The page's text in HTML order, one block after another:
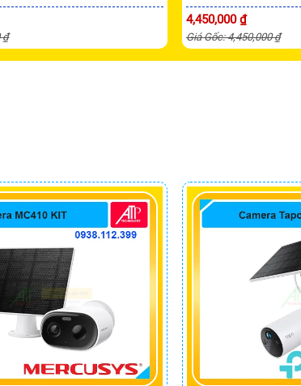
₫
4,450,000 ₫
Giá Gốc: 4,450,000 ₫